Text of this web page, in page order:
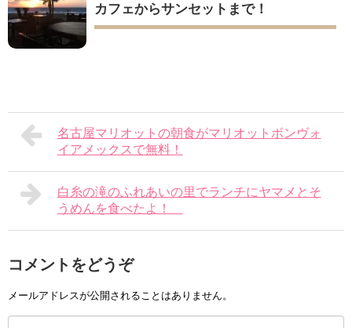
カフェからサンセットまで！
名古屋マリオットの朝食がマリオットボンヴォ
イアメックスで無料！
白糸の滝のふれあいの里でランチにヤマメとそ
うめんを食べたよ！
コメントをどうぞ
メールアドレスが公開されることはありません。